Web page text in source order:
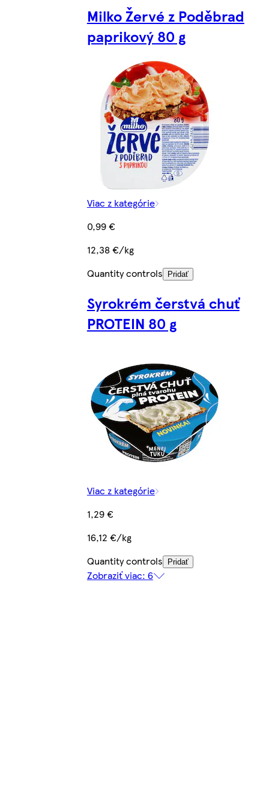
Milko Žervé z Poděbrad
paprikový 80 g
Viac z kategórie
0,99 €
12,38 €/kg
Quantity controls
Pridať
Syrokrém čerstvá chuť
PROTEIN 80 g
Viac z kategórie
1,29 €
16,12 €/kg
Quantity controls
Pridať
Zobraziť viac: 6